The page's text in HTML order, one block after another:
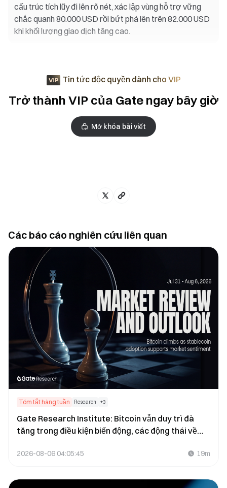
cấu trúc tích lũy đi lên rõ nét, xác lập vùng hỗ trợ vững
chắc quanh 80.000 USD rồi bứt phá lên trên 82.000 USD
khi khối lượng giao dịch tăng cao.
Tin tức độc quyền dành cho VIP
Trở thành VIP của Gate ngay bây giờ
Mở khóa bài viết
Các báo cáo nghiên cứu liên quan
Tóm tắt hàng tuần Research +3
Gate Research Institute: Bitcoin vẫn duy trì đà
tăng trong điều kiện biến động, các động thái về
nâng cao tâm lý thị trường tổng quan
2026-08-06 04:05:45 19m